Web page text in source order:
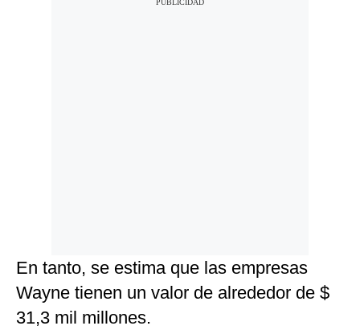
En tanto, se estima que las empresas
Wayne tienen un valor de alrededor de $
31,3 mil millones.